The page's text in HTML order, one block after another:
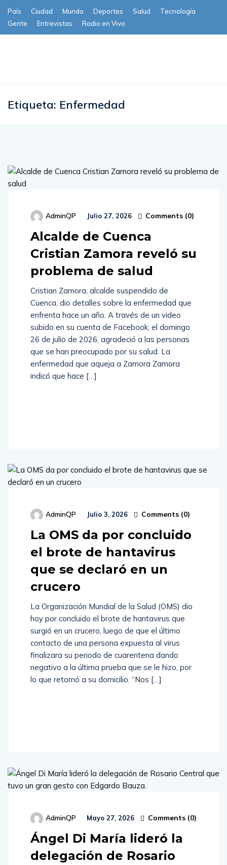
País Ciudad Mundo Deportes Salud
Tecnología
Gente
Entrevistas Radio en Vivo
Etiqueta: Enfermedad
AdminQP Julio 27, 2026 Comments (0)
Alcalde de Cuenca
Cristian Zamora reveló su
problema de salud
Cristian Zamora, alcalde suspendido de
Cuenca, dio detalles sobre la enfermedad que
enfrenta hace un año. A través de un video
subido en su cuenta de Facebook, el domingo
26 de julio de 2026, agradeció a las personas
que se han preocupado por su salud. La
enfermedad que aqueja a Zamora Zamora
indicó que hace […]
AdminQP Julio 3, 2026 Comments (0)
La OMS da por concluido
el brote de hantavirus
que se declaró en un
crucero
La Organización Mundial de la Salud (OMS) dio
hoy por concluido el brote de hantavirus que
surgió en un crucero, luego de que el último
contacto de una persona expuesta al virus
finalizara su periodo de cuarentena dando
negativo a la última prueba que se le hizo, por
lo que retornó a su domicilio. “Nos […]
AdminQP Mayo 27, 2026 Comments (0)
Ángel Di María lideró la
delegación de Rosario